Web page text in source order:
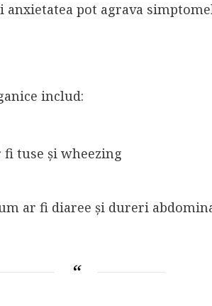
anxietatea pot agrava
includ:
tuse și wheezing
ar fi diaree și dureri